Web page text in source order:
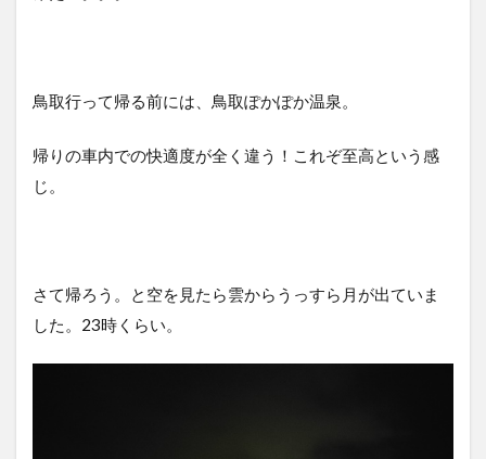
鳥取行って帰る前には、鳥取ぽかぽか温泉。
帰りの車内での快適度が全く違う！これぞ至高という感
じ。
さて帰ろう。と空を見たら雲からうっすら月が出ていま
した。23時くらい。